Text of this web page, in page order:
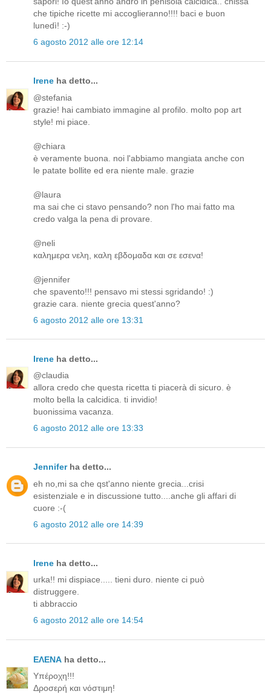
che tipiche ricette mi accoglieranno!!!! baci e buon
lunedì! :-)
6 agosto 2012 alle ore 12:14
Irene ha detto...
@stefania
grazie! hai cambiato immagine al profilo. molto pop art
style! mi piace.
@chiara
è veramente buona. noi l'abbiamo mangiata anche con
le patate bollite ed era niente male. grazie
@laura
ma sai che ci stavo pensando? non l'ho mai fatto ma
credo valga la pena di provare.
@neli
καλημερα νελη, καλη εβδομαδα και σε εσενα!
@jennifer
che spavento!!! pensavo mi stessi sgridando! :)
grazie cara. niente grecia quest'anno?
6 agosto 2012 alle ore 13:31
Irene ha detto...
@claudia
allora credo che questa ricetta ti piacerà di sicuro. è
molto bella la calcidica. ti invidio!
buonissima vacanza.
6 agosto 2012 alle ore 13:33
Jenniferha detto...
eh no,mi sa che qst'anno niente grecia...crisi
esistenziale e in discussione tutto....anche gli affari di
cuore :-(
6 agosto 2012 alle ore 14:39
Irene ha detto...
urka!! mi dispiace..... tieni duro. niente ci può
distruggere.
ti abbraccio
6 agosto 2012 alle ore 14:54
ΕΛΕΝΑ ha detto...
Υπέροχη!!!
Δροσερή και νόστιμη!